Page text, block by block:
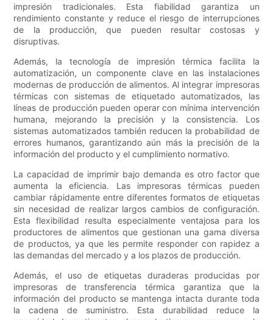
impresión tradicionales. Esta fiabilidad garantiza un
rendimiento constante y reduce el riesgo de interrupciones
de la producción, que pueden resultar costosas y
disruptivas.
Además, la tecnología de impresión térmica facilita la
automatización, un componente clave en las instalaciones
modernas de producción de alimentos. Al integrar impresoras
térmicas con sistemas de etiquetado automatizados, las
líneas de producción pueden operar con mínima intervención
humana, mejorando la precisión y la consistencia. Los
sistemas automatizados también reducen la probabilidad de
errores humanos, garantizando aún más la precisión de la
información del producto y el cumplimiento normativo.
La capacidad de imprimir bajo demanda es otro factor que
aumenta la eficiencia. Las impresoras térmicas pueden
cambiar rápidamente entre diferentes formatos de etiquetas
sin necesidad de realizar largos cambios de configuración.
Esta flexibilidad resulta especialmente ventajosa para los
productores de alimentos que gestionan una gama diversa
de productos, ya que les permite responder con rapidez a
las demandas del mercado y a los plazos de producción.
Además, el uso de etiquetas duraderas producidas por
impresoras de transferencia térmica garantiza que la
información del producto se mantenga intacta durante toda
la cadena de suministro. Esta durabilidad reduce la